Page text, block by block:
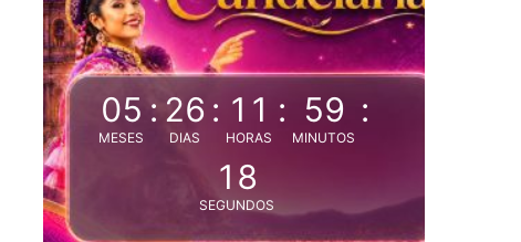
05
MESES
: 26
DIAS
: 11
HORAS
: 59
MINUTOS
:
17
SEGUNDOS